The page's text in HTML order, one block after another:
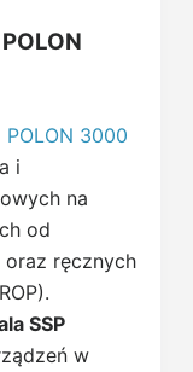
POLON 3000
i
na
od
oraz ręcznych
SSP
w